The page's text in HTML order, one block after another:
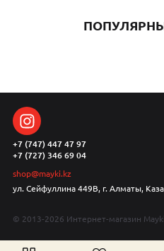
+7 (747) 447 47 97
+7 (727) 346 69 04
shop@mayki.kz
ул. Сейфуллина 449В, г. Алматы,
© 2013-2026 Интернет-магазин